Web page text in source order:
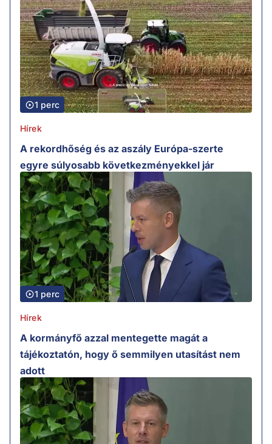
1 perc
Hírek
A rekordhőség és az aszály Európa-szerte
egyre súlyosabb következményekkel jár
1 perc
Hírek
A kormányfő azzal mentegette magát a
tájékoztatón, hogy ő semmilyen utasítást nem
adott